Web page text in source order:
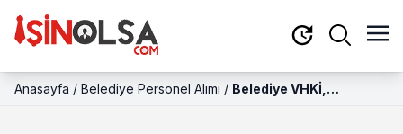
Anasayfa / Belediye Personel Alımı / Belediye VHKİ,